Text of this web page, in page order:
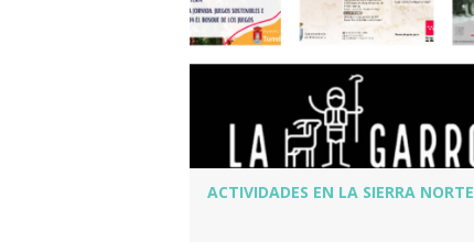
ACTIVIDADES EN LA SIERRA NORTE